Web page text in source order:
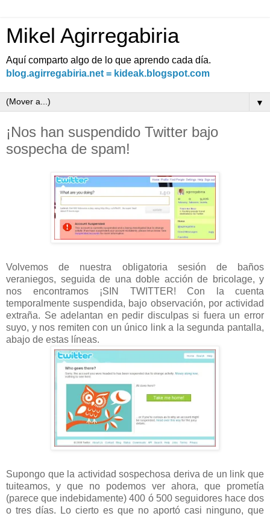
Mikel Agirregabiria
Aquí comparto algo de lo que aprendo cada día.
blog.agirregabiria.net = kideak.blogspot.com
▼
¡Nos han suspendido Twitter bajo
sospecha de spam!
Volvemos de nuestra obligatoria sesión de baños
veraniegos, seguida de una doble acción de bricolage, y
nos encontramos ¡SIN TWITTER! Con la cuenta
temporalmente suspendida, bajo observación, por actividad
extraña. Se adelantan en pedir disculpas si fuera un error
suyo, y nos remiten con un único link a la segunda pantalla,
abajo de estas líneas.
Supongo que la actividad sospechosa deriva de un link que
tuiteamos, y que no podemos ver ahora, que prometía
(parece que indebidamente) 400 ó 500 seguidores hace dos
o tres días. Lo cierto es que no aportó casi ninguno, que